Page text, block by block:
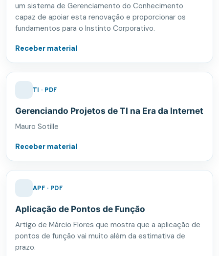
um sistema de Gerenciamento do Conhecimento
capaz de apoiar esta renovação e proporcionar os
fundamentos para o Instinto Corporativo.
Receber material
TI · PDF
Gerenciando Projetos de TI na Era da Internet
Mauro Sotille
Receber material
APF · PDF
Aplicação de Pontos de Função
Artigo de Márcio Flores que mostra que a aplicação de
pontos de função vai muito além da estimativa de
prazo.